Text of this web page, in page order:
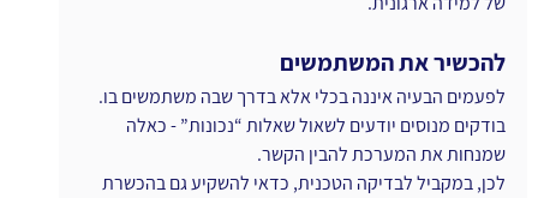
להכשיר את המשתמשים
לפעמים הבעיה איננה בכלי אלא בדרך שבה משתמשים בו.
בודקים מנוסים יודעים לשאול שאלות “נכונות” - כאלה
שמנחות את המערכת להבין הקשר.
לכן, במקביל לבדיקה הטכנית, כדאי להשקיע גם בהכשרת